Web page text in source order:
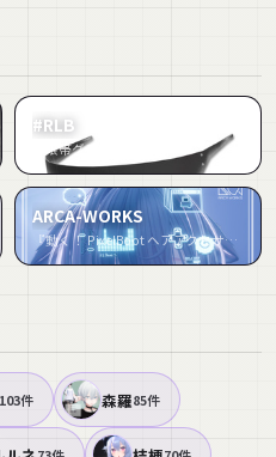
#RLB
『眼帯グラス』など14件
ARCA-WORKS
『動く！ PixelBoot ヘアアクセサリー (+なで警告ギミック)』など9件
103件 森羅85件